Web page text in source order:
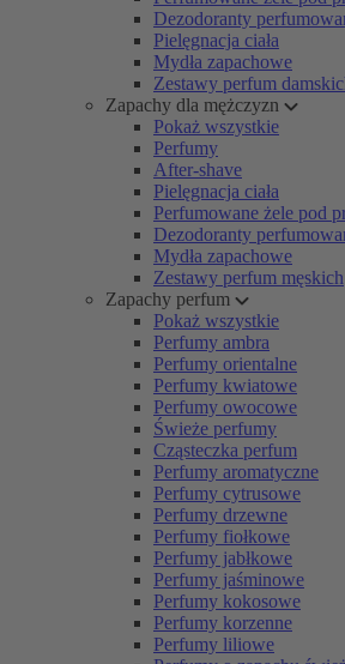
Dezodoranty
Pielęgnacja ciała
Mydła zapachowe
Zestawy perfum
Zapachy dla mężczyzn
Pokaż wszystkie
Perfumy
After-shave
Pielęgnacja ciała
Perfumowane żele pod
Dezodoranty
Mydła zapachowe
Zestawy perfum męskich
Zapachy perfum
Pokaż wszystkie
Perfumy ambra
Perfumy orientalne
Perfumy kwiatowe
Perfumy owocowe
Świeże perfumy
Cząsteczka perfum
Perfumy aromatyczne
Perfumy cytrusowe
Perfumy drzewne
Perfumy fiołkowe
Perfumy jabłkowe
Perfumy jaśminowe
Perfumy kokosowe
Perfumy korzenne
Perfumy liliowe